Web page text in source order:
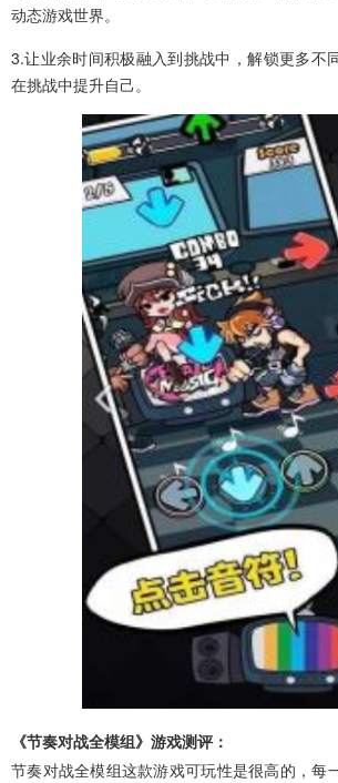
动态游戏世界。
3.让业余时间积极融入到挑战中，解锁更多不
在挑战中提升自己。
《节奏对战全模组》游戏测评：
节奏对战全模组这款游戏可玩性是很高的，每